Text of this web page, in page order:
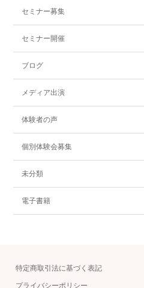
セミナー募集
セミナー開催
ブログ
メディア出演
体験者の声
個別体験会募集
未分類
電子書籍
特定商取引法に基づく表記
プライバシーポリシー